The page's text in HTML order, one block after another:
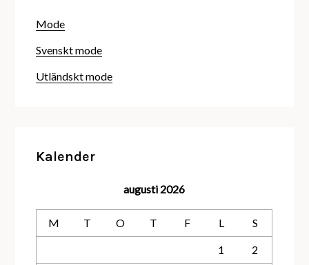
Mode
Svenskt mode
Utländskt mode
Kalender
augusti 2026
M T O T F L S
1 2